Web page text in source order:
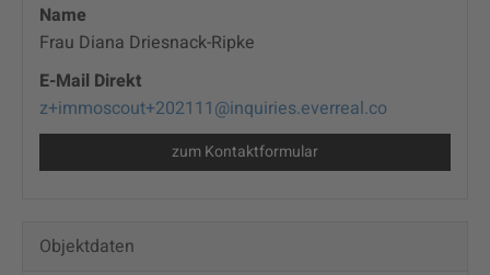
Name
Frau Diana Driesnack-Ripke
E-Mail Direkt
z+immoscout+202111@inquiries.everreal.co
zum Kontaktformular
Objektdaten